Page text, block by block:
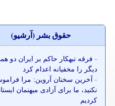
حقوق بشر (آرشيو)
- فرقه تبهکار حاکم بر ایران دو
دیگر را مخفیانه اعدام کرد
- آخرین سخنان آروین: مرا
نکنید، ما برای آزادی میهنمان
کردیم